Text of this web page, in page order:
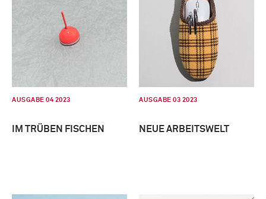
AUSGABE 04 2023
IM TRÜBEN FISCHEN
AUSGABE 03 2023
NEUE ARBEITSWELT